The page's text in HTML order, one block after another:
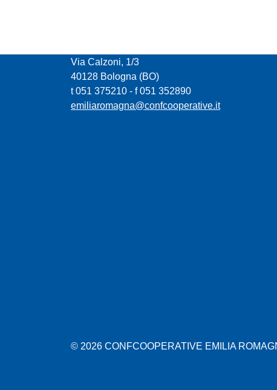
Via Calzoni, 1/3
40128 Bologna (BO)
t 051 375210 - f 051 352890
emiliaromagna@confcooperative.it
© 2026 CONFCOOPERATIVE EMILIA